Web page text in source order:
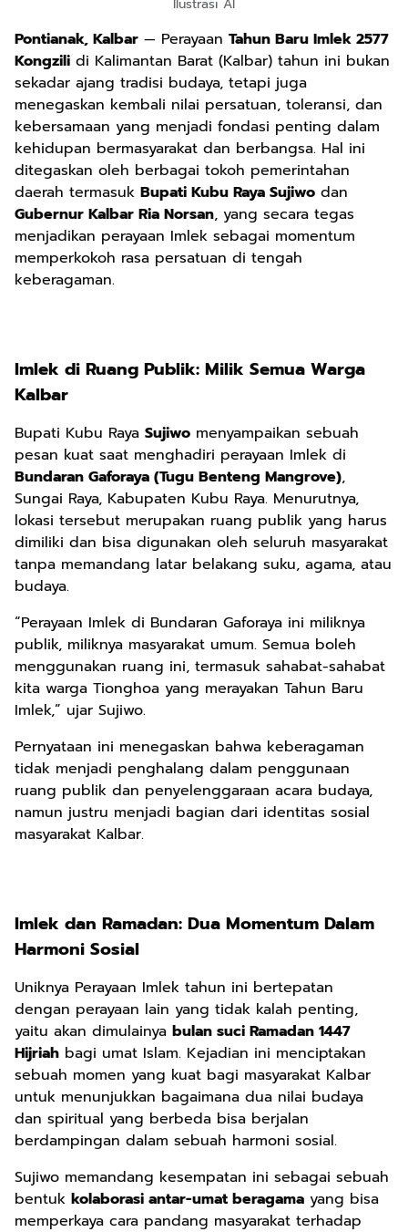
Ilustrasi AI
Pontianak, Kalbar — Perayaan Tahun Baru Imlek 2577
Kongzili di Kalimantan Barat (Kalbar) tahun ini bukan
sekadar ajang tradisi budaya, tetapi juga
menegaskan kembali nilai persatuan, toleransi, dan
kebersamaan yang menjadi fondasi penting dalam
kehidupan bermasyarakat dan berbangsa. Hal ini
ditegaskan oleh berbagai tokoh pemerintahan
daerah termasuk Bupati Kubu Raya Sujiwo dan
Gubernur Kalbar Ria Norsan, yang secara tegas
menjadikan perayaan Imlek sebagai momentum
memperkokoh rasa persatuan di tengah
keberagaman.
Imlek di Ruang Publik: Milik Semua Warga
Kalbar
Bupati Kubu Raya Sujiwo menyampaikan sebuah
pesan kuat saat menghadiri perayaan Imlek di
Bundaran Gaforaya (Tugu Benteng Mangrove),
Sungai Raya, Kabupaten Kubu Raya. Menurutnya,
lokasi tersebut merupakan ruang publik yang harus
dimiliki dan bisa digunakan oleh seluruh masyarakat
tanpa memandang latar belakang suku, agama, atau
budaya.
“Perayaan Imlek di Bundaran Gaforaya ini miliknya
publik, miliknya masyarakat umum. Semua boleh
menggunakan ruang ini, termasuk sahabat-sahabat
kita warga Tionghoa yang merayakan Tahun Baru
Imlek,” ujar Sujiwo.
Pernyataan ini menegaskan bahwa keberagaman
tidak menjadi penghalang dalam penggunaan
ruang publik dan penyelenggaraan acara budaya,
namun justru menjadi bagian dari identitas sosial
masyarakat Kalbar.
Imlek dan Ramadan: Dua Momentum Dalam
Harmoni Sosial
Uniknya Perayaan Imlek tahun ini bertepatan
dengan perayaan lain yang tidak kalah penting,
yaitu akan dimulainya bulan suci Ramadan 1447
Hijriah bagi umat Islam. Kejadian ini menciptakan
sebuah momen yang kuat bagi masyarakat Kalbar
untuk menunjukkan bagaimana dua nilai budaya
dan spiritual yang berbeda bisa berjalan
berdampingan dalam sebuah harmoni sosial.
Sujiwo memandang kesempatan ini sebagai sebuah
bentuk kolaborasi antar-umat beragama yang bisa
memperkaya cara pandang masyarakat terhadap